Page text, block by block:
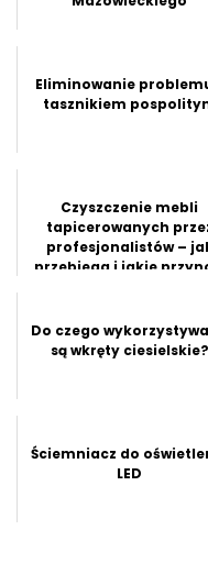
Eliminowanie
tasznikiem
Czyszczenie mebli
tapicerowanych
profesjonalistów –
przebiega i jakie
Do czego
są wkręty ciesielskie?
Ściemniacz do
LED